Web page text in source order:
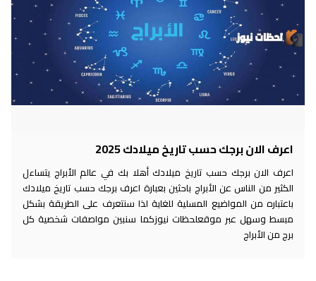
اعرف الان برجك حسب تاريخ ميلادك 2025
اعرف الان برجك حسب تاريخ ميلادك أهلا بك في عالم الأبراج يتساءل
الكثير من الناس عن الأبراج باحثين بعبارة اعرف برجك حسب تاريخ ميلادك
باعتباره من المواضيع المسلية للغاية لذا سنتعرف على الطريقة بشكل
مبسط وسهل عبر موقعلحظات نيوزكما سنبين مواصفات شخصية كل
برج من الأبراج